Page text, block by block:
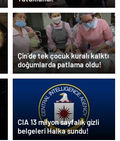
Çin’de tek çocuk kuralı kalktı
doğumlarda patlama oldu!
CIA 13 milyon sayfalık gizli
belgeleri Halka sundu!